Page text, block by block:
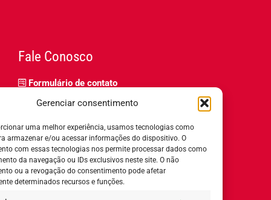
Gerenciar consentimento
uma melhor experiência, usamos tecnologias como
armazenar e/ou acessar informações do dispositivo. O
com essas tecnologias nos permite processar dados como
da navegação ou IDs exclusivos neste site. O não
ou a revogação do consentimento pode afetar
determinados recursos e funções.
Fale Conosco
Formulário de contato
Relatório de igualdade salarial
Horário de Atendimento: